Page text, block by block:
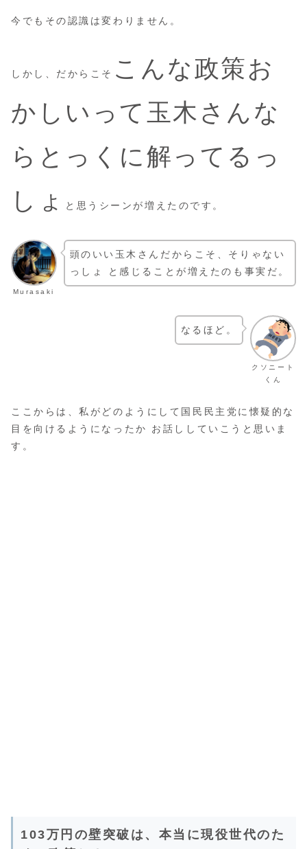
今でもその認識は変わりません。
しかし、だからこそ こんな政策お
かしいって玉木さんな
らとっくに解ってるっ
しょ
と思うシーンが増えたのです。
Murasaki
頭のいい玉木さんだからこそ、そりゃない
っしょ と感じることが増えたのも事実だ。
クソニート
くん
なるほど。
ここからは、私がどのようにして国民民主党に懐疑的な
目を向けるようになったか お話ししていこうと思いま
す。
103万円の壁突破は、本当に現役世代のた